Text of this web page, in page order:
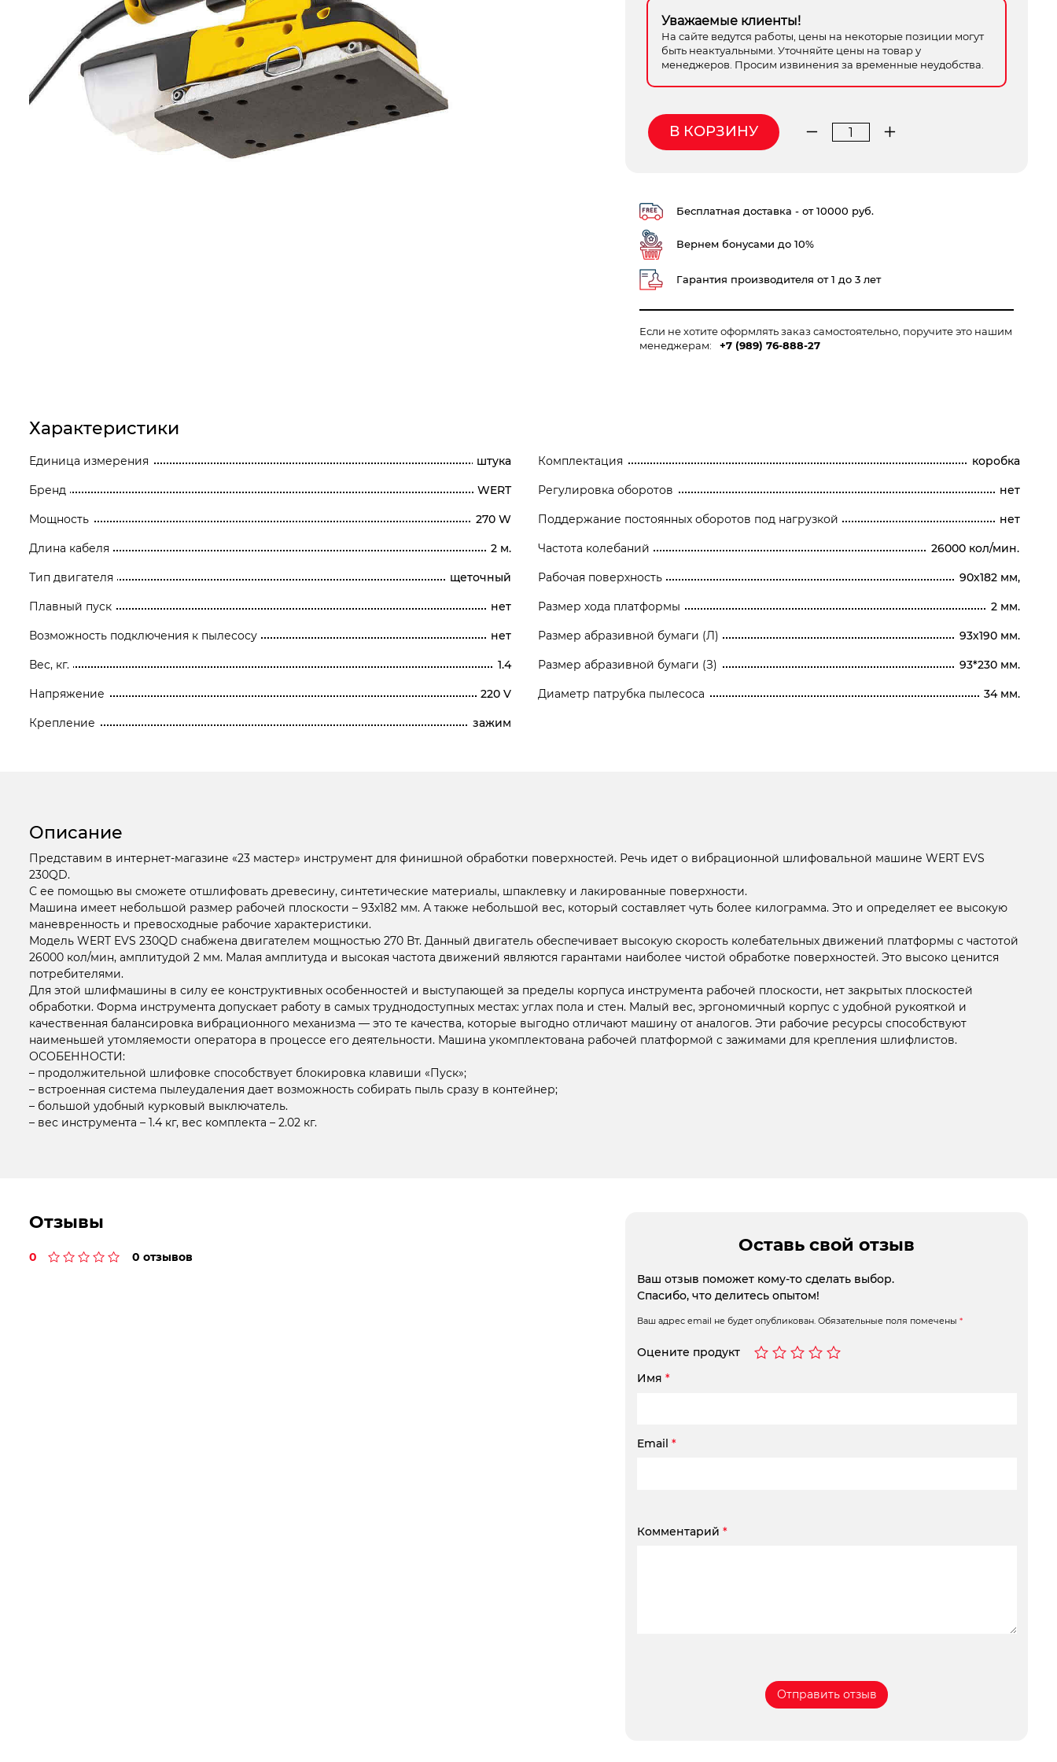
Компрессорное оборудование
Новогодние товары
Отопление и климат
Подарочные сертификаты
Электроинструмент
Уважаемые клиенты!
На сайте ведутся работы, цены на некоторые позиции могут
быть неактуальными. Уточняйте цены на товар у
менеджеров. Просим извинения за временные неудобства.
Количество
EVS
В КОРЗИНУ
Бесплатная доставка - от 10000 руб.
Вернем бонусами до 10%
Гарантия производителя от 1 до 3 лет
Если не хотите оформлять заказ самостоятельно, поручите это нашим
менеджерам:
+7 (989) 76-888-27
Характеристики
Единица измерения штука
Бренд WERT
Мощность 270 W
Длина кабеля 2 м.
Тип двигателя щеточный
Плавный пуск нет
Возможность подключения к пылесосу нет
Вес, кг. 1.4
Напряжение 220 V
Крепление зажим
Комплектация коробка
Регулировка оборотов нет
Поддержание постоянных оборотов под нагрузкой нет
Частота колебаний 26000 кол/мин.
Рабочая поверхность 90х182 мм,
Размер хода платформы 2 мм.
Размер абразивной бумаги (Л) 93х190 мм.
Размер абразивной бумаги (З) 93*230 мм.
Диаметр патрубка пылесоса 34 мм.
Описание
Представим в интернет-магазине «23 мастер» инструмент для финишной обработки поверхностей. Речь идет о вибрационной шлифовальной машине WERT EVS
230QD.
С ее помощью вы сможете отшлифовать древесину, синтетические материалы, шпаклевку и лакированные поверхности.
Машина имеет небольшой размер рабочей плоскости – 93х182 мм. А также небольшой вес, который составляет чуть более килограмма. Это и определяет ее высокую
маневренность и превосходные рабочие характеристики.
Модель WERT EVS 230QD снабжена двигателем мощностью 270 Вт. Данный двигатель обеспечивает высокую скорость колебательных движений платформы с частотой
26000 кол/мин, амплитудой 2 мм. Малая амплитуда и высокая частота движений являются гарантами наиболее чистой обработке поверхностей. Это высоко ценится
потребителями.
Для этой шлифмашины в силу ее конструктивных особенностей и выступающей за пределы корпуса инструмента рабочей плоскости, нет закрытых плоскостей
обработки. Форма инструмента допускает работу в самых труднодоступных местах: углах пола и стен. Малый вес, эргономичный корпус с удобной рукояткой и
качественная балансировка вибрационного механизма — это те качества, которые выгодно отличают машину от аналогов. Эти рабочие ресурсы способствуют
наименьшей утомляемости оператора в процессе его деятельности. Машина укомплектована рабочей платформой с зажимами для крепления шлифлистов.
ОСОБЕННОСТИ:
– продолжительной шлифовке способствует блокировка клавиши «Пуск»;
– встроенная система пылеудаления дает возможность собирать пыль сразу в контейнер;
– большой удобный курковый выключатель.
– вес инструмента – 1.4 кг, вес комплекта – 2.02 кг.
Отзывы
0 0 отзывов
Оставь свой отзыв
Ваш отзыв поможет кому-то сделать выбор.
Спасибо, что делитесь опытом!
Ваш адрес email не будет опубликован. Обязательные поля помечены *
Оцените продукт
Имя *
Email *
Комментарий *